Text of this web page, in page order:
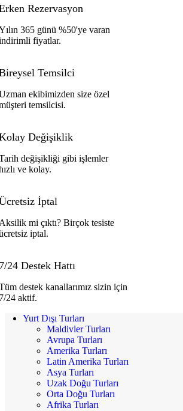
Rezervasyon
365 günü %50'ye varan
fiyatlar.
Temsilci
ekibimizden size özel
temsilcisi.
Değişiklik
değişikliği gibi işlemler
ve kolay.
İptal
mi çıktı? Birçok tesiste
iptal.
24 Destek Hattı
destek kanallarımız sizin için
24 aktif.
Yurt Dışı Turları
Maldivler Turları
Avrupa Turları
Amerika Turları
Latin Amerika Turları
Asya Turları
Uzak Doğu Turları
Orta Doğu Turları
Afrika Turları